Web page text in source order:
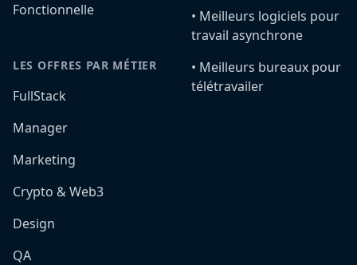
Fonctionnelle
LES OFFRES PAR MÉTIER
FullStack
Manager
Marketing
Crypto & Web3
Design
QA
•️ Meilleurs logiciels pour
travail asynchrone
•️ Meilleurs bureaux pour
télétravailer